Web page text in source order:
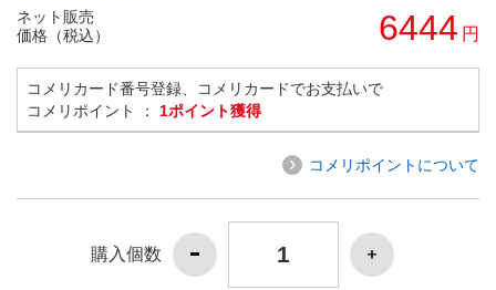
ネット販売
価格（税込）
6444 円
コメリカード番号登録、コメリカードでお支払いで
コメリポイント ： 1ポイント獲得
コメリポイントについて
購入個数